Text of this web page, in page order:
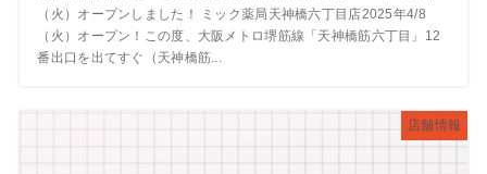
（火）オープンしました！ ミック薬局天神橋六丁目店2025年4/8
（火）オープン！この度、大阪メトロ堺筋線「天神橋筋六丁目」12
番出口を出てすぐ（天神橋筋...
店舗情報